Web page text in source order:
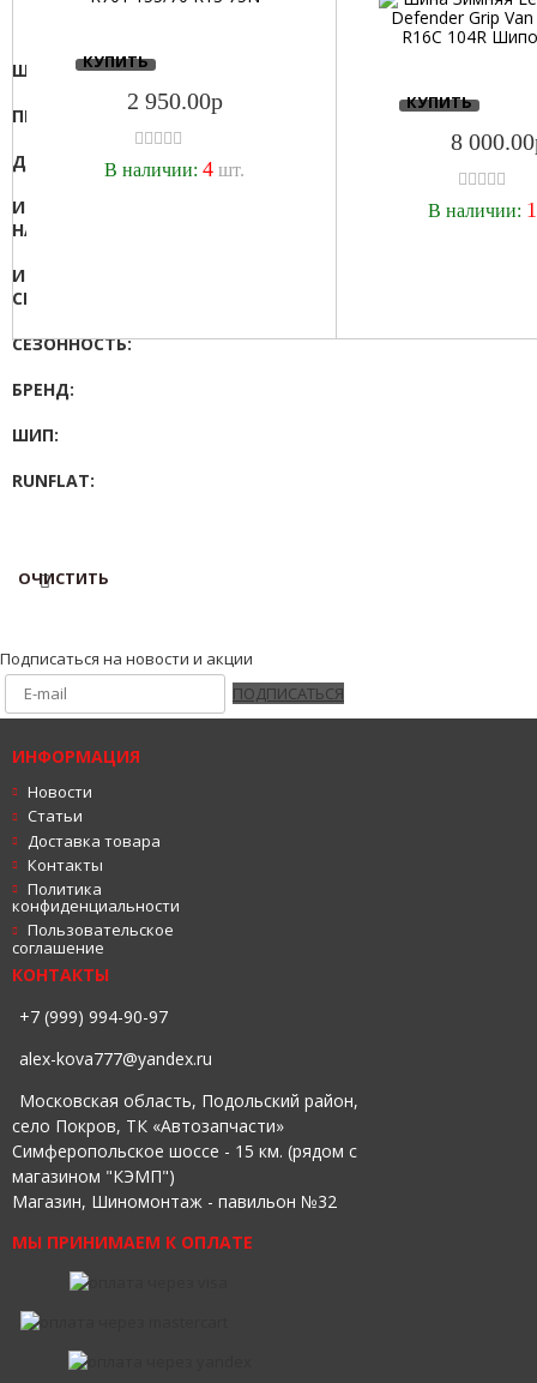
р
ШИРИНА:
ПРОФИЛЬ:
75
ДИАМЕТР:
16C
ИНДЕКС
НАГРУЗКИ:
75
ИНДЕКС
СКОРОСТИ:
СЕЗОННОСТЬ:
Летняя
БРЕНД:
ШИП:
RUNFLAT:
ОЧИСТИТЬ
КУПИТЬ
2 950.00р
В наличии: 4 шт.
КУПИТЬ
8
В наличии: 1
Подписаться на новости и акции
ПОДПИСАТЬСЯ
ИНФОРМАЦИЯ
Новости
Статьи
Доставка товара
Контакты
Политика
конфиденциальности
Пользовательское
соглашение
КОНТАКТЫ
+7 (999) 994-90-97
alex-kova777@yandex.ru
Московская область, Подольский район,
село Покров, ТК «Автозапчасти»
Симферопольское шоссе - 15 км. (рядом с
магазином "КЭМП")
Магазин, Шиномонтаж - павильон №32
МЫ ПРИНИМАЕМ К ОПЛАТЕ